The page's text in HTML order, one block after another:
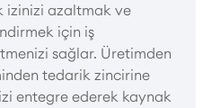
izinizi azaltmak ve
için iş
sağlar. Üretimden
tedarik zincirine
entegre ederek kaynak